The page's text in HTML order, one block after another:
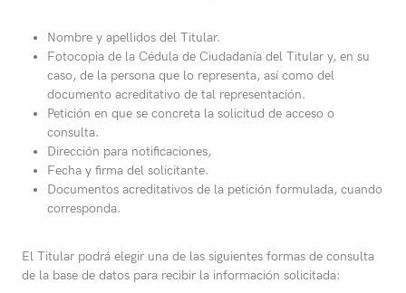
Nombre y apellidos del Titular.
Fotocopia de la Cédula de Ciudadanía del Titular y, en su
caso, de la persona que lo representa, así como del
documento acreditativo de tal representación.
Petición en que se concreta la solicitud de acceso o
consulta.
Dirección para notificaciones,
Fecha y firma del solicitante.
Documentos acreditativos de la petición formulada, cuando
corresponda.
El Titular podrá elegir una de las siguientes formas de consulta
de la base de datos para recibir la información solicitada: